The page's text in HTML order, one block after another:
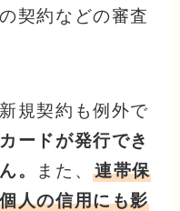
契約などの審査
規契約も例外で
ードが発行でき
。
また、連帯保
人の信用にも影